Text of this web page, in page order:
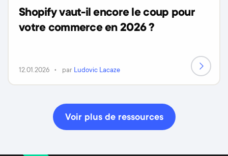
Shopify vaut-il encore le coup pour
votre commerce en 2026 ?
12.01.2026 par Ludovic Lacaze
Voir plus de ressources